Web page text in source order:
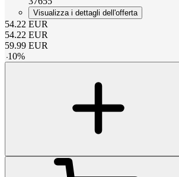
Visualizza i dettagli dell'offerta
54.22 EUR
54.22 EUR
59.99 EUR
-10%